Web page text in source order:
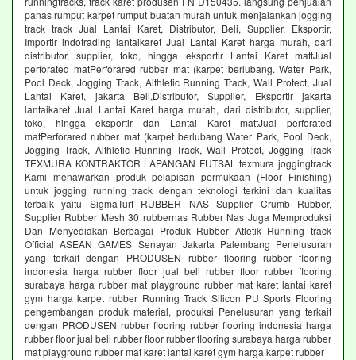
panas rumput karpet rumput buatan murah untuk menjalankan jogging
track track Jual Lantai Karet, Distributor, Beli, Supplier, Eksportir,
Importir indotrading lantaikaret Jual Lantai Karet harga murah, dari
distributor, supplier, toko, hingga eksportir Lantai Karet mattJual
perforated matPerforared rubber mat (karpet berlubang. Water Park,
Pool Deck, Jogging Track, Althletic Running Track, Wall Protect, Jual
Lantai Karet, jakarta Beli,Distributor, Supplier, Eksportir jakarta
lantaikaret Jual Lantai Karet harga murah, dari distributor, supplier,
toko, hingga eksportir dan Lantai Karet mattJual perforated
matPerforared rubber mat (karpet berlubang Water Park, Pool Deck,
Jogging Track, Althletic Running Track, Wall Protect, Jogging Track
TEXMURA KONTRAKTOR LAPANGAN FUTSAL texmura joggingtrack
Kami menawarkan produk pelapisan permukaan (Floor Finishing)
untuk jogging running track dengan teknologi terkini dan kualitas
terbaik yaitu SigmaTurf RUBBER NAS Supplier Crumb Rubber,
Supplier Rubber Mesh 30 rubbernas Rubber Nas Juga Memproduksi
Dan Menyediakan Berbagai Produk Rubber Atletik Running track
Official ASEAN GAMES Senayan Jakarta Palembang Penelusuran
yang terkait dengan PRODUSEN rubber flooring rubber flooring
indonesia harga rubber floor jual beli rubber floor rubber flooring
surabaya harga rubber mat playground rubber mat karet lantai karet
gym harga karpet rubber Running Track Silicon PU Sports Flooring
pengembangan produk material, produksi Penelusuran yang terkait
dengan PRODUSEN rubber flooring rubber flooring indonesia harga
rubber floor jual beli rubber floor rubber flooring surabaya harga rubber
mat playground rubber mat karet lantai karet gym harga karpet rubber